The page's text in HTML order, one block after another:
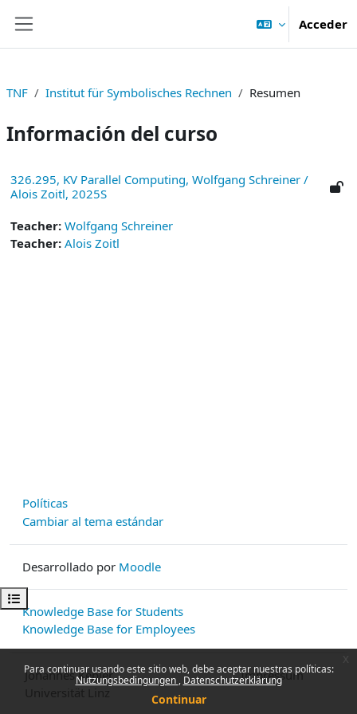
Para continuar usando este sitio web, debe aceptar nuestras políticas:
Nutzungsbedingungen Datenschutzerklärung
Continuar
Acceder
Abrir índice del curso
TNF Institut für Symbolisches Rechnen Resumen
Información del curso
326.295, KV Parallel Computing, Wolfgang Schreiner /
Alois Zoitl, 2025S
Teacher: Wolfgang Schreiner
Teacher: Alois Zoitl
Políticas
Cambiar al tema estándar
Desarrollado por Moodle
Knowledge Base for Students
Knowledge Base for Employees
Johannes Kepler
Impressum